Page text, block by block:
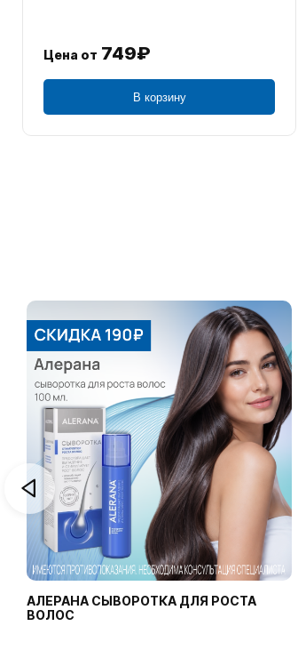
Цена от 749₽
В корзину
АЛЕРАНА СЫВОРОТКА ДЛЯ РОСТА
ВОЛОС